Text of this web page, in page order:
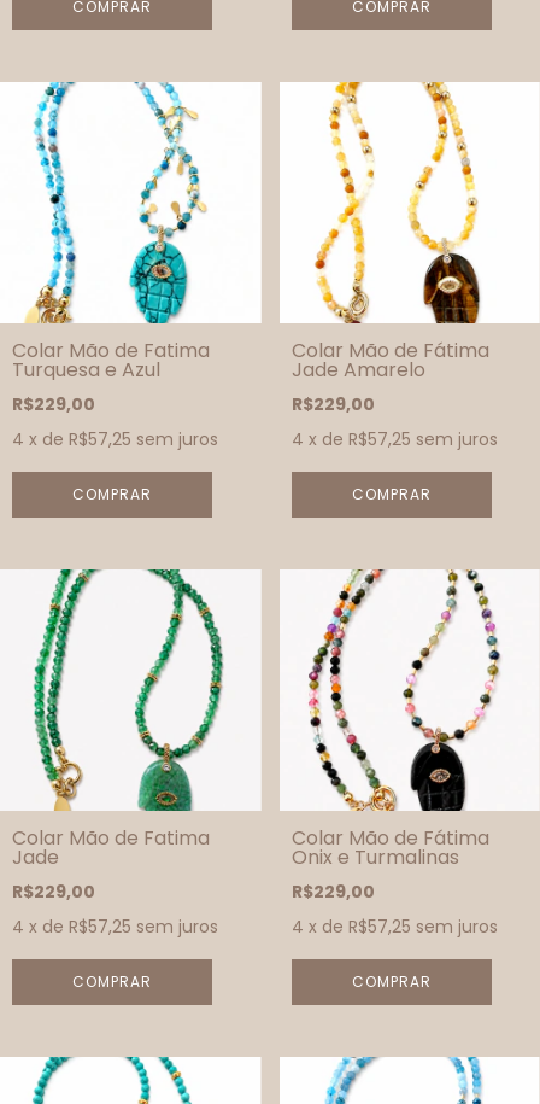
Colar Mão de Fatima
Turquesa e Azul
R$229,00
4 x de R$57,25 sem juros
Colar Mão de Fátima
Jade Amarelo
R$229,00
4 x de R$57,25 sem juros
Colar Mão de Fatima
Jade
R$229,00
4 x de R$57,25 sem juros
Colar Mão de Fátima
Onix e Turmalinas
R$229,00
4 x de R$57,25 sem juros